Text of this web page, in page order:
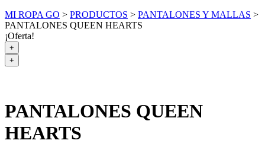
MI ROPA GO > PRODUCTOS > PANTALONES Y MALLAS >
PANTALONES QUEEN HEARTS
¡Oferta!
+
+
PANTALONES QUEEN
HEARTS